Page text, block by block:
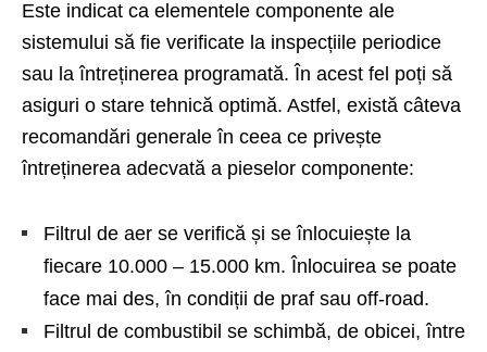
Este indicat ca elementele componente ale
sistemului să fie verificate la inspecțiile periodice
sau la întreținerea programată. În acest fel poți să
asiguri o stare tehnică optimă. Astfel, există câteva
recomandări generale în ceea ce privește
întreținerea adecvată a pieselor componente:
Filtrul de aer se verifică și se înlocuiește la
fiecare 10.000 – 15.000 km. Înlocuirea se poate
face mai des, în condiții de praf sau off-road.
Filtrul de combustibil se schimbă, de obicei, între